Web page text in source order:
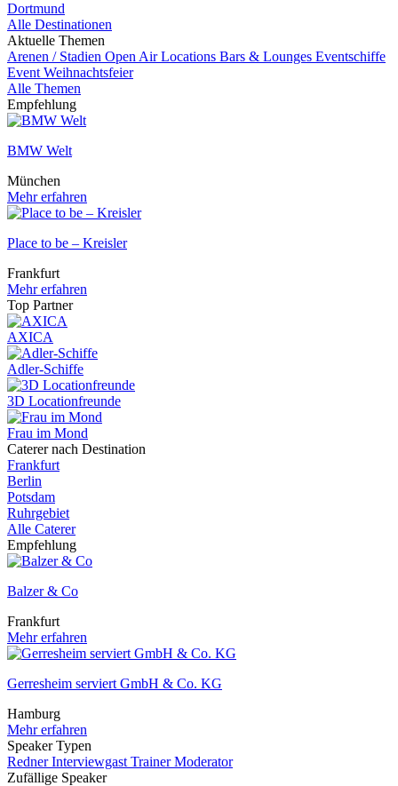
Dortmund
Alle Destinationen
Aktuelle Themen
Arenen / Stadien Open Air Locations Bars & Lounges Eventschiffe
Event Weihnachtsfeier
Alle Themen
Empfehlung
BMW Welt
München
Mehr erfahren
Place to be – Kreisler
Frankfurt
Mehr erfahren
Top Partner
AXICA
Adler-Schiffe
3D Locationfreunde
Frau im Mond
Caterer nach Destination
Frankfurt
Berlin
Potsdam
Ruhrgebiet
Alle Caterer
Empfehlung
Balzer & Co
Frankfurt
Mehr erfahren
Gerresheim serviert GmbH & Co. KG
Hamburg
Mehr erfahren
Speaker Typen
RednerInterviewgast TrainerModerator
Zufällige Speaker